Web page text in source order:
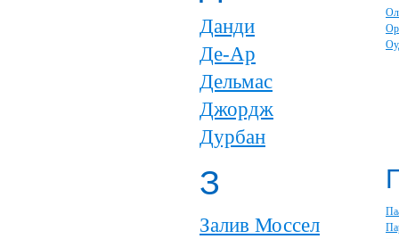
Данди
Де-Ар
Дельмас
Джордж
Дурбан
З
Залив Моссел